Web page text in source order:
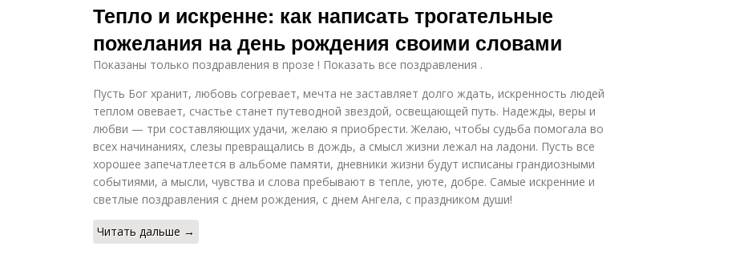
Тепло и искренне: как написать трогательные
пожелания на день рождения своими словами
Показаны только поздравления в прозе ! Показать все поздравления .
Пусть Бог хранит, любовь согревает, мечта не заставляет долго ждать, искренность людей
теплом овевает, счастье станет путеводной звездой, освещающей путь. Надежды, веры и
любви — три составляющих удачи, желаю я приобрести. Желаю, чтобы судьба помогала во
всех начинаниях, слезы превращались в дождь, а смысл жизни лежал на ладони. Пусть все
хорошее запечатлеется в альбоме памяти, дневники жизни будут исписаны грандиозными
событиями, а мысли, чувства и слова пребывают в тепле, уюте, добре. Самые искренние и
светлые поздравления с днем рождения, с днем Ангела, с праздником души!
Читать дальше →